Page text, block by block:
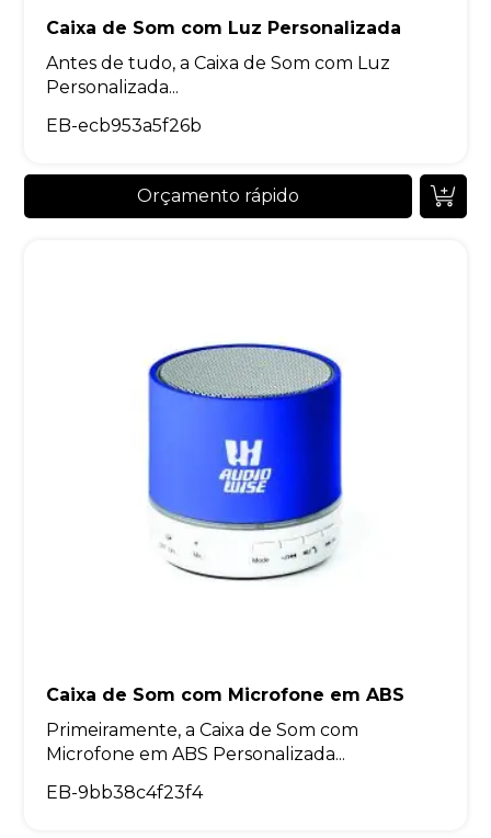
Caixa de Som com Luz Personalizada
Antes de tudo, a Caixa de Som com Luz
Personalizada...
EB-ecb953a5f26b
Orçamento rápido
Caixa de Som com Microfone em ABS
Primeiramente, a Caixa de Som com
Microfone em ABS Personalizada...
EB-9bb38c4f23f4